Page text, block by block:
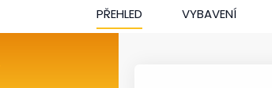
PŘEHLED VYBAVENÍ